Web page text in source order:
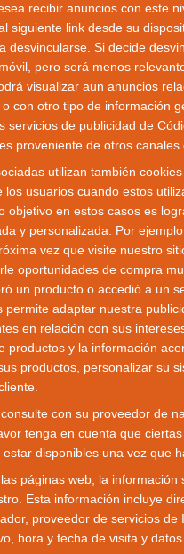
recibir anuncios con este
siguiente link desde su
desvincularse. Si decide
pero será menos
visualizar aun anuncios
con otro tipo de información
servicios de publicidad de
proveniente de otros canales
utilizan también
usuarios cuando estos
objetivo en estos casos es
y personalizada. Por
vez que visite nuestro
oportunidades de compra
un producto o accedió a un
adaptar nuestra
en relación con sus
productos y la información
productos, personalizar su
con su proveedor de
tenga en cuenta que
disponibles una vez que
páginas web, la
Esta información incluye
proveedor de servicios de
hora y fecha de visita y